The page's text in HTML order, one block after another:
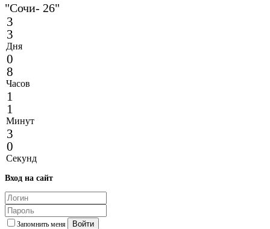
"Сочи- 26"
3
3
Дня
0
8
Часов
1
1
Минут
3
0
Секунд
Вход на сайт
Запомнить меня Войти